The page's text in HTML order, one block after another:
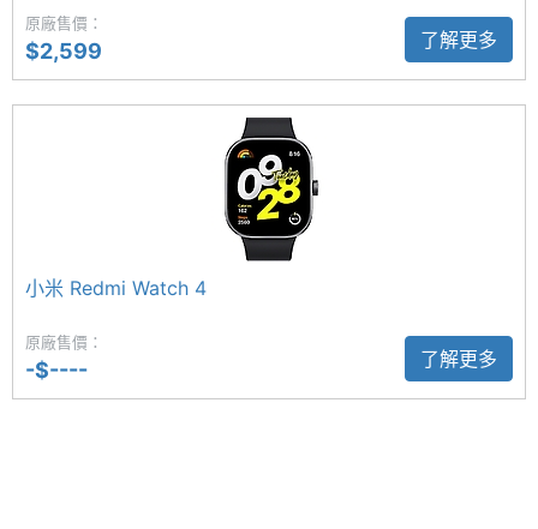
便利。
REDMI Watch 6 NFC 提供睡眠監控、心率監測、呼
吸運動、血氧監測、壓力監測及女性健康管理等多項
健康功能。內建超過 150 種運動模式，可精準追蹤跑
步、騎乘、健行等多種運動數據，並即時追蹤心率與
熱量消耗情況。透過自主研發的演算法與進階感測
蹤功能。手錶亦具備 5ATM 防水等級，可輕鬆應對各
種潮濕環境。
主螢幕
像素密
度
觸控
原廠售價：
$2,599 了解更多
小米 Redmi Watch 4
原廠售價：
-$---- 了解更多